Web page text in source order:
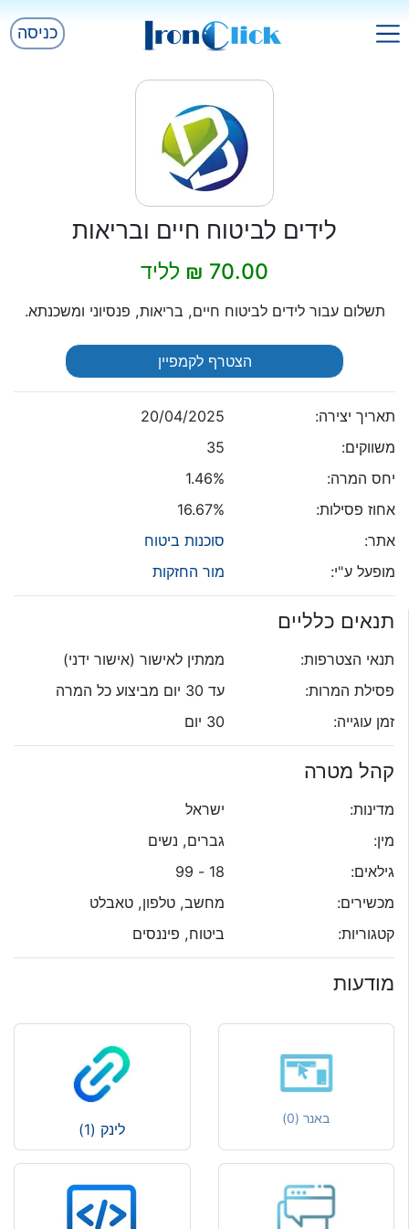
כניסה
לידים לביטוח חיים ובריאות
70.00 ₪ לליד
תשלום עבור לידים לביטוח חיים, בריאות, פנסיוני ומשכנתא.
הצטרף לקמפיין
תאריך יצירה:
20/04/2025
משווקים:
35
יחס המרה:
1.46%
אחוז פסילות:
16.67%
אתר:
סוכנות ביטוח
מופעל ע"י:
מור החזקות
תנאים כלליים
תנאי הצטרפות:
ממתין לאישור (אישור ידני)
פסילת המרות:
עד 30 יום מביצוע כל המרה
זמן עוגייה:
30 יום
קהל מטרה
מדינות:
ישראל
מין:
גברים, נשים
גילאים:
18 - 99
מכשירים:
מחשב, טלפון, טאבלט
קטגוריות:
ביטוח, פיננסים
מודעות
באנר (0)
לינק (1)